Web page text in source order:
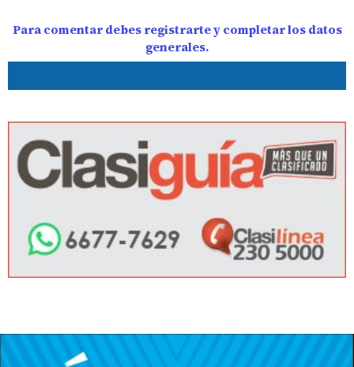
Para comentar debes registrarte y completar los datos
generales.